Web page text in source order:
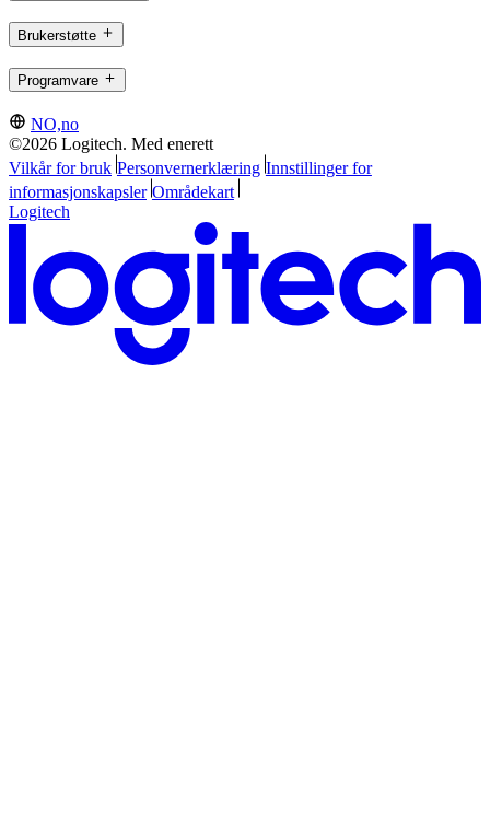
Brukerstøtte
Programvare
NO,no
©2026 Logitech. Med enerett
Vilkår for bruk Personvernerklæring Innstillinger for
informasjonskapsler Områdekart
Logitech